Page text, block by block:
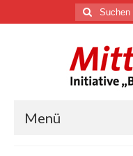
Suchen
nach:
Menü